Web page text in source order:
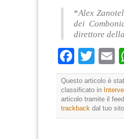
*Alex
dei
direttore
Questo articolo è
classificato in
articolo tramite il feed
trackback dal tuo